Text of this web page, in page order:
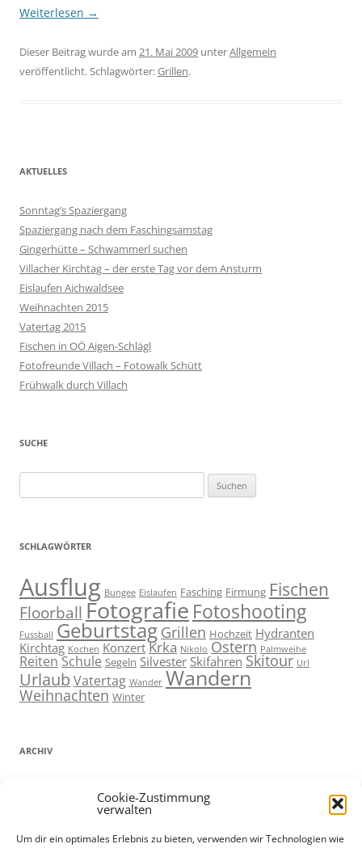
Cookie-Zustimmung
verwalten
Um dir ein optimales Erlebnis zu bieten, verwenden wir Technologien wie
Weiterlesen →
Dieser Beitrag wurde am 21. Mai 2009 unterAllgemein
veröffentlicht. Schlagwörter:Grillen.
AKTUELLES
Sonntag’s Spaziergang
Spaziergang nach dem Faschingsamstag
Gingerhütte – Schwammerl suchen
Villacher Kirchtag – der erste Tag vor dem Ansturm
Eislaufen Aichwaldsee
Weihnachten 2015
Vatertag 2015
Fischen in OÖ Aigen-Schlägl
Fotofreunde Villach – Fotowalk Schütt
Frühwalk durch Villach
SUCHE
nach:
SCHLAGWÖRTER
Ausflug Bungee Eislaufen Fasching Firmung Fischen
Floorball Fotografie Fotoshooting
Fussball Geburtstag Grillen Hochzeit Hydranten
Kirchtag Kochen Konzert Krka Nikolo Ostern Palmweihe
Reiten Schule Segeln Silvester Skifahren Skitour Url
Urlaub Vatertag Wander Wandern
Weihnachten Winter
ARCHIV